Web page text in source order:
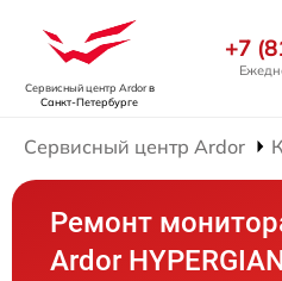
Сервисный центр Ardorв
Санкт-Петербурге
+7
Сервисный центр Ardor
Ремонт
Ardor